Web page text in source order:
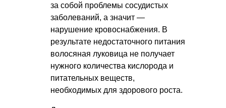
за собой проблемы сосудистых
заболеваний, а значит —
нарушение кровоснабжения. В
результате недостаточного питания
волосяная луковица не получает
нужного количества кислорода и
питательных веществ,
необходимых для здорового роста.